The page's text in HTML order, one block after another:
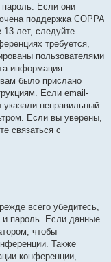
пароль. Если они
поддержка COPPA
13 лет, следуйте
требуется,
пользователями
информация
было прислано
Если email-
неправильный
Если вы уверены,
связаться с
всего убедитесь,
и пароль. Если данные
чтобы
Также
конференции,